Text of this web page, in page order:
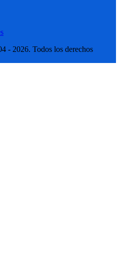
- 2026. Todos los derechos